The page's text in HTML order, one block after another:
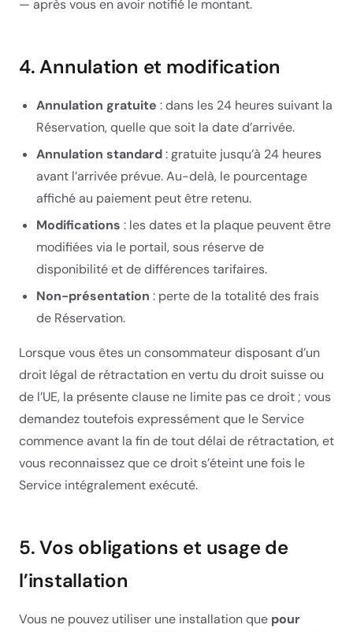
— après vous en avoir notifié le montant.
4. Annulation et modification
Annulation gratuite : dans les 24 heures suivant la
Réservation, quelle que soit la date d’arrivée.
Annulation standard: gratuite jusqu’à 24 heures
avant l’arrivée prévue. Au-delà, le pourcentage
affiché au paiement peut être retenu.
Modifications : les dates et la plaque peuvent être
modifiées via le portail, sous réserve de
disponibilité et de différences tarifaires.
Non-présentation : perte de la totalité des frais
de Réservation.
Lorsque vous êtes un consommateur disposant d’un
droit légal de rétractation en vertu du droit suisse ou
de l’UE, la présente clause ne limite pas ce droit ; vous
demandez toutefois expressément que le Service
commence avant la fin de tout délai de rétractation, et
vous reconnaissez que ce droit s’éteint une fois le
Service intégralement exécuté.
5. Vos obligations et usage de
l’installation
Vous ne pouvez utiliser une installation que pour